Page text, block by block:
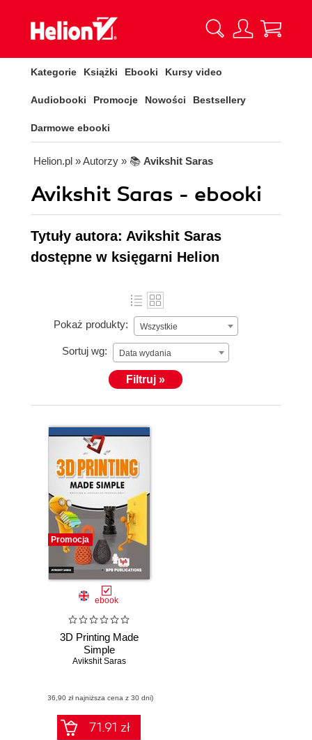
Kategorie Książki Ebooki Kursy video
Audiobooki Promocje Nowości Bestsellery
Darmowe ebooki
Helion.pl » Autorzy » 📚 Avikshit Saras
Avikshit Saras - ebooki
Tytuły autora: Avikshit Saras
dostępne w księgarni Helion
Pokaż produkty: Wszystkie
Sortuj wg: Data wydania
Filtruj »
Promocja
ebook
3D Printing Made
Simple
Avikshit Saras
(36,90 zł najniższa cena z 30 dni)
71.91 zł